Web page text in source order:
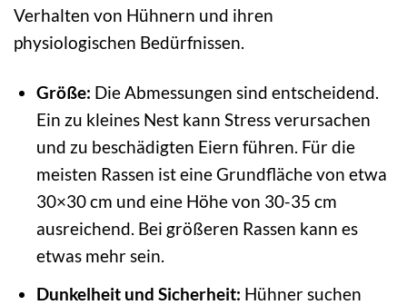
Verhalten von Hühnern und ihren
physiologischen Bedürfnissen.
Größe: Die Abmessungen sind entscheidend.
Ein zu kleines Nest kann Stress verursachen
und zu beschädigten Eiern führen. Für die
meisten Rassen ist eine Grundfläche von etwa
30×30 cm und eine Höhe von 30-35 cm
ausreichend. Bei größeren Rassen kann es
etwas mehr sein.
Dunkelheit und Sicherheit: Hühner suchen